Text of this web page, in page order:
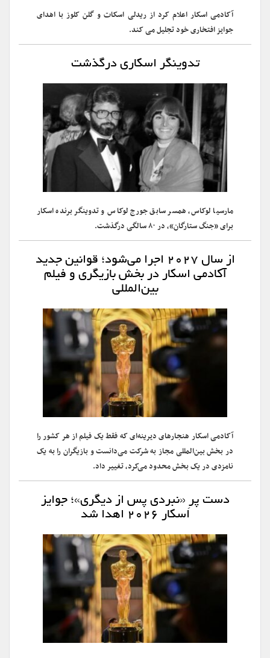
آکادمی اسکار اعلام کرد از ریدلی اسکات و گلن کلوز با اهدای
جوایز افتخاری خود تجلیل می کند.
تدوینگر اسکاری درگذشت
مارسیا لوکاس، همسر سابق جورج لوکاس و تدوینگر برنده اسکار
برای «جنگ ستارگان»، در ۸۰ سالگی درگذشت.
از سال ۲۰۲۷ اجرا می‌شود؛ قوانین جدید
آکادمی اسکار در بخش بازیگری و فیلم
بین‌المللی
آکادمی اسکار هنجارهای دیرینه‌ای که فقط یک فیلم از هر کشور را
در بخش بین‌المللی مجاز به شرکت می‌دانست و بازیگران را به یک
نامزدی در یک بخش محدود می‌کرد، تغییر داد.
دست پرِ «نبردی پس از دیگری»؛ جوایز
اسکار ۲۰۲۶ اهدا شد